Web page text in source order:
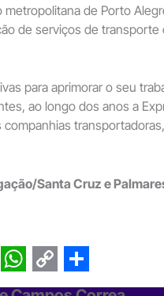
metropolitana de Porto
de serviços de transporte
para aprimorar o seu
ao longo dos anos a
companhias
Santa Cruz e
W C S